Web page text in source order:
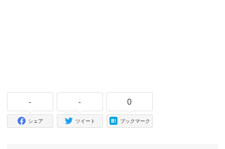
-
シェア
-
ツイート
0
ブックマーク